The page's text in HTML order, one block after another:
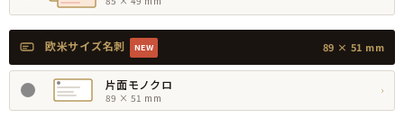
欧米サイズ名刺 NEW 89 × 51 mm
片面モノクロ
89 × 51 mm
›